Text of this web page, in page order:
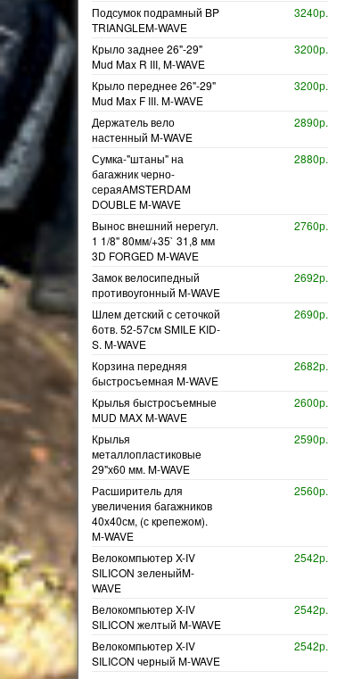
Подсумок подрамный BP
TRIANGLEM-WAVE
3240р.
Крыло заднее 26"-29"
Mud Max R III, M-WAVE
3200р.
Крыло переднее 26"-29"
Mud Max F III. M-WAVE
3200р.
Держатель вело
настенный M-WAVE
2890р.
Сумка-"штаны" на
багажник черно-
сераяAMSTERDAM
DOUBLE M-WAVE
2880р.
Вынос внешний нерегул.
1 1/8" 80мм/+35` 31,8 мм
3D FORGED M-WAVE
2760р.
Замок велосипедный
противоугонный M-WAVE
2692р.
Шлем детский с сеточкой
6отв. 52-57см SMILE KID-
S. M-WAVE
2690р.
Корзина передняя
быстросъемная M-WAVE
2682р.
Крылья быстросъемные
MUD MAX M-WAVE
2600р.
Крылья
металлопластиковые
29"х60 мм. M-WAVE
2590р.
Расширитель для
увеличения багажников
40x40см, (с крепежом).
M-WAVE
2560р.
Велокомпьютер X-IV
SILICON зеленыйM-
WAVE
2542р.
Велокомпьютер X-IV
SILICON желтый M-WAVE
2542р.
Велокомпьютер X-IV
SILICON черный M-WAVE
2542р.